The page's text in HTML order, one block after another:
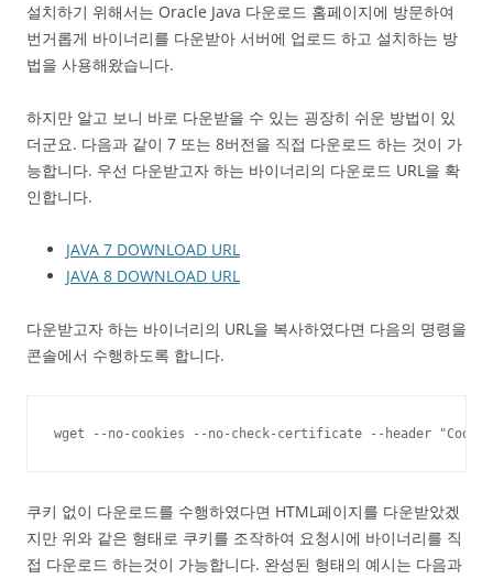
설치하기 위해서는 Oracle Java 다운로드 홈페이지에 방문하여
번거롭게 바이너리를 다운받아 서버에 업로드 하고 설치하는 방
법을 사용해왔습니다.
하지만 알고 보니 바로 다운받을 수 있는 굉장히 쉬운 방법이 있
더군요. 다음과 같이 7 또는 8버전을 직접 다운로드 하는 것이 가
능합니다. 우선 다운받고자 하는 바이너리의 다운로드 URL을 확
인합니다.
JAVA 7 DOWNLOAD URL
JAVA 8 DOWNLOAD URL
다운받고자 하는 바이너리의 URL을 복사하였다면 다음의 명령을
콘솔에서 수행하도록 합니다.
wget --no-cookies --no-check-certificate --header "Cookie:
쿠키 없이 다운로드를 수행하였다면 HTML페이지를 다운받았겠
지만 위와 같은 형태로 쿠키를 조작하여 요청시에 바이너리를 직
접 다운로드 하는것이 가능합니다. 완성된 형태의 예시는 다음과